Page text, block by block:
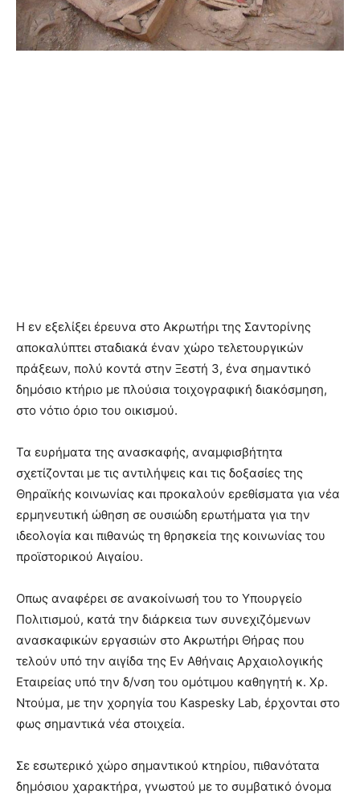
Η εν εξελίξει έρευνα στο Ακρωτήρι της Σαντορίνης
αποκαλύπτει σταδιακά έναν χώρο τελετουργικών
πράξεων, πολύ κοντά στην Ξεστή 3, ένα σημαντικό
δημόσιο κτήριο με πλούσια τοιχογραφική διακόσμηση,
στο νότιο όριο του οικισμού.
Τα ευρήματα της ανασκαφής, αναμφισβήτητα
σχετίζονται με τις αντιλήψεις και τις δοξασίες της
Θηραϊκής κοινωνίας και προκαλούν ερεθίσματα για νέα
ερμηνευτική ώθηση σε ουσιώδη ερωτήματα για την
ιδεολογία και πιθανώς τη θρησκεία της κοινωνίας του
προϊστορικού Αιγαίου.
Οπως αναφέρει σε ανακοίνωσή του το Υπουργείο
Πολιτισμού, κατά την διάρκεια των συνεχιζόμενων
ανασκαφικών εργασιών στο Ακρωτήρι Θήρας που
τελούν υπό την αιγίδα της Εν Αθήναις Αρχαιολογικής
Εταιρείας υπό την δ/νση του ομότιμου καθηγητή κ. Χρ.
Ντούμα, με την χορηγία του Kaspesky Lab, έρχονται στο
φως σημαντικά νέα στοιχεία.
Σε εσωτερικό χώρο σημαντικού κτηρίου, πιθανότατα
δημόσιου χαρακτήρα, γνωστού με το συμβατικό όνομα